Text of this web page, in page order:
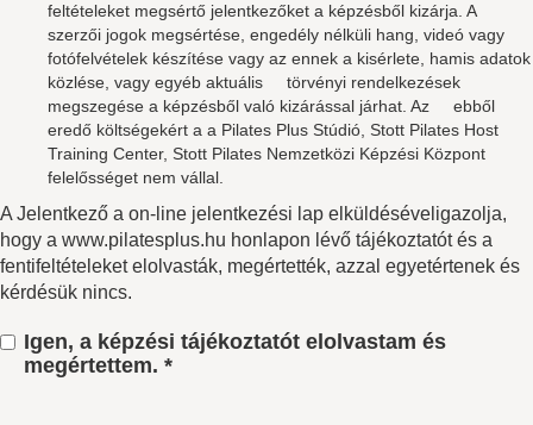
feltételeket megsértő jelentkezőket a képzésből kizárja. A
szerzői jogok megsértése, engedély nélküli hang, videó vagy
fotófelvételek készítése vagy az ennek a kisérlete, hamis adatok
közlése, vagy egyéb aktuális törvényi rendelkezések
megszegése a képzésből való kizárással járhat. Az ebből
eredő költségekért a a Pilates Plus Stúdió, Stott Pilates Host
Training Center, Stott Pilates Nemzetközi Képzési Központ
felelősséget nem vállal.
A Jelentkező a on-line jelentkezési lap elküldéséveligazolja,
hogy a www.pilatesplus.hu honlapon lévő tájékoztatót és a
fentifeltételeket elolvasták, megértették, azzal egyetértenek és
kérdésük nincs.
Igen, a képzési tájékoztatót elolvastam és
megértettem. *